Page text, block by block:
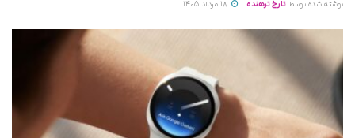
نوشته شده توسط تارخ ترهنده